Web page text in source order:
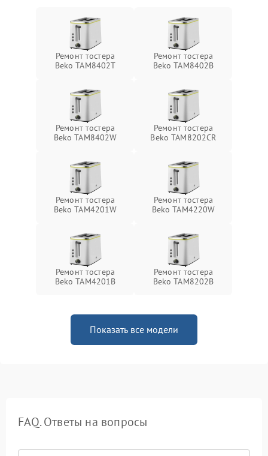
Ремонт тостера
Beko TAM8402T
Ремонт тостера
Beko TAM8402B
Ремонт тостера
Beko TAM8402W
Ремонт тостера
Beko TAM8202CR
Ремонт тостера
Beko TAM4201W
Ремонт тостера
Beko TAM4220W
Ремонт тостера
Beko TAM4201B
Ремонт тостера
Beko TAM8202B
Показать все модели
FAQ. Ответы на вопросы